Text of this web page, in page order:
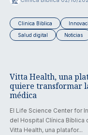
Clinica Biblica
Salud digital
Noticias
Vitta Health, una
quiere transformar
médica
El Life Science Center for
del Hospital Clínica Bíblica
Vitta Health, una platafor...